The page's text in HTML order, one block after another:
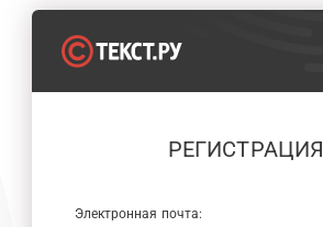
РЕГИСТРАЦИЯ
Электронная почта: